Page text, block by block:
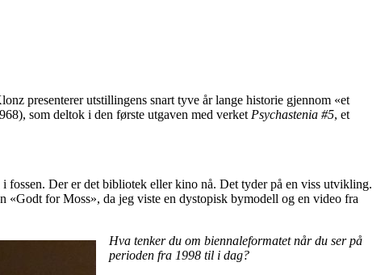
presenterer utstillingens snart tyve år lange historie gjennom «et
som deltok i den første utgaven med verket Psychastenia #5, et
Der er det bibliotek eller kino nå. Det tyder på en viss utvikling.
for Moss», da jeg viste en dystopisk bymodell og en video fra
Hva tenker du om biennaleformatet når du ser på
perioden fra 1998 til i dag?